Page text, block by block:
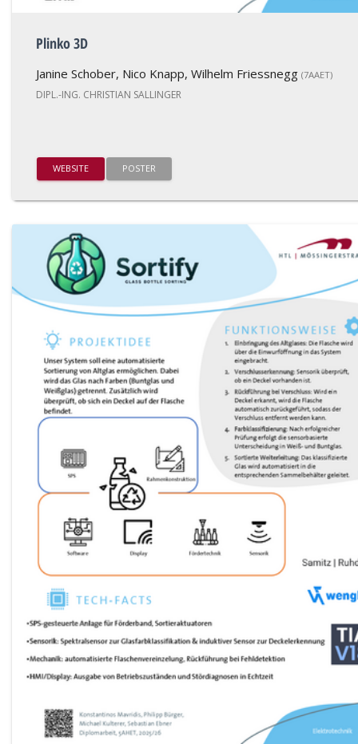
Plinko 3D
Janine Schober, Nico Knapp, Wilhelm Friessnegg (7AAET)
DIPL.-ING. CHRISTIAN SALLINGER
WEBSITE POSTER